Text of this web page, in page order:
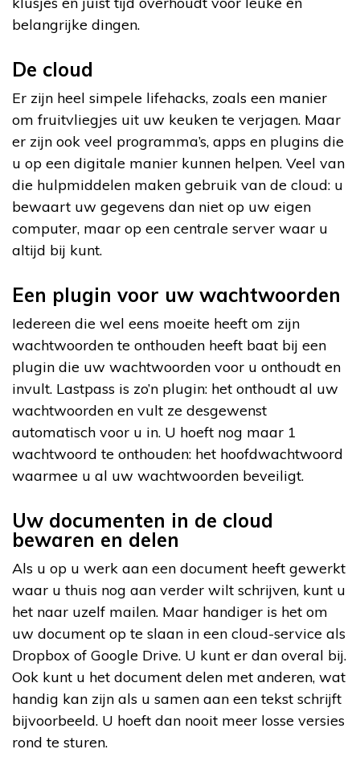
belangrijke dingen.
De cloud
Er zijn heel simpele lifehacks, zoals een manier
om fruitvliegjes uit uw keuken te verjagen. Maar
er zijn ook veel programma’s, apps en plugins die
u op een digitale manier kunnen helpen. Veel van
die hulpmiddelen maken gebruik van de cloud: u
bewaart uw gegevens dan niet op uw eigen
computer, maar op een centrale server waar u
altijd bij kunt.
Een plugin voor uw wachtwoorden
Iedereen die wel eens moeite heeft om zijn
wachtwoorden te onthouden heeft baat bij een
plugin die uw wachtwoorden voor u onthoudt en
invult. Lastpass is zo’n plugin: het onthoudt al uw
wachtwoorden en vult ze desgewenst
automatisch voor u in. U hoeft nog maar 1
wachtwoord te onthouden: het hoofdwachtwoord
waarmee u al uw wachtwoorden beveiligt.
Uw documenten in de cloud
bewaren en delen
Als u op u werk aan een document heeft gewerkt
waar u thuis nog aan verder wilt schrijven, kunt u
het naar uzelf mailen. Maar handiger is het om
uw document op te slaan in een cloud-service als
Dropbox of Google Drive. U kunt er dan overal bij.
Ook kunt u het document delen met anderen, wat
handig kan zijn als u samen aan een tekst schrijft
bijvoorbeeld. U hoeft dan nooit meer losse versies
rond te sturen.